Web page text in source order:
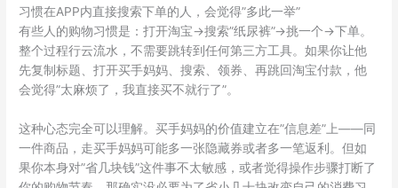
习惯在APP内直接搜索下单的人，会觉得”多此一举”
有些人的购物习惯是：打开淘宝→搜索”纸尿裤”→挑一个→下单。
整个过程行云流水，不需要跳转到任何第三方工具。如果你让他
先复制标题、打开买手妈妈、搜索、领券、再跳回淘宝付款，他
会觉得”太麻烦了，我直接买不就行了”。
这种心态完全可以理解。买手妈妈的价值建立在”信息差”上——同
一件商品，走买手妈妈可能多一张隐藏券或者多一笔返利。但如
果你本身对”省几块钱”这件事不太敏感，或者觉得操作步骤打断了